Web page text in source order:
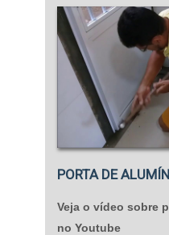
PORTA DE
Veja o vídeo sobre
no Youtube